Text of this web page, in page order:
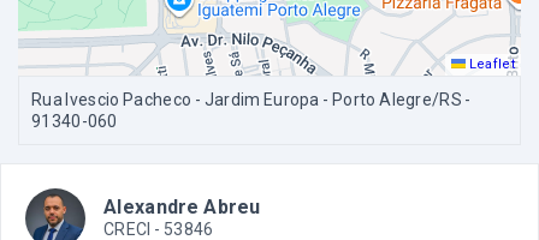
Leaflet
Rua Ivescio Pacheco - Jardim Europa - Porto Alegre/RS -
91340-060
Alexandre Abreu
CRECI - 53846